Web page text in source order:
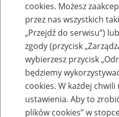
Szkolenia
Zaproś ZUS do
cookies. Możesz
przez nas wszystkich
„Przejdź do serwisu”)
zgody (przycisk
wybierzesz przycisk
będziemy
cookies. W każdej
ustawienia. Aby to
plików cookies” w